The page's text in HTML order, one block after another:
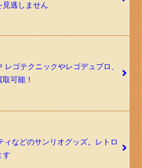
見逃しません
レゴテクニックやレゴデュプロ、
可能！
ィなどのサンリオグッズ。レトロ
す